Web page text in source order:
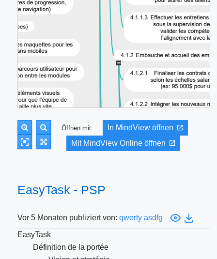
Öffnen mit:
In MindView öffnen
Mit MindView Online öffnen
EasyTask - PSP
Vor 5 Monaten publiziert von: qwerty asdfg
EasyTask
Définition de la portée